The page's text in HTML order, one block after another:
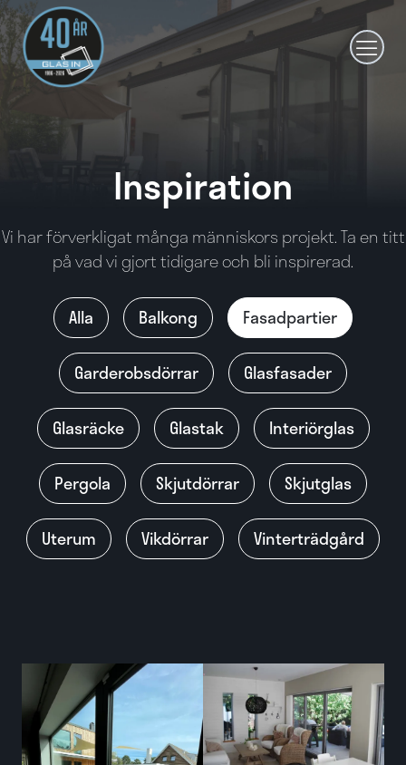
Hoppa
till
innehållet
Inspiration
Vi har förverkligat många människors projekt. Ta en titt
på vad vi gjort tidigare och bli inspirerad.
Alla Balkong Fasadpartier
Garderobsdörrar Glasfasader
Glasräcke Glastak Interiörglas
Pergola Skjutdörrar Skjutglas
Uterum Vikdörrar Vinterträdgård